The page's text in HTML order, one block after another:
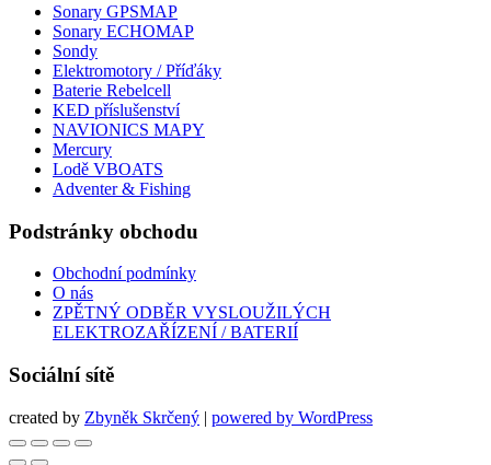
Sonary GPSMAP
Sonary ECHOMAP
Sondy
Elektromotory / Příďáky
Baterie Rebelcell
KED příslušenství
NAVIONICS MAPY
Mercury
Lodě VBOATS
Adventer & Fishing
Podstránky obchodu
Obchodní podmínky
O nás
ZPĚTNÝ ODBĚR VYSLOUŽILÝCH
ELEKTROZAŘÍZENÍ / BATERIÍ
Sociální sítě
created by Zbyněk Skrčený | powered by WordPress